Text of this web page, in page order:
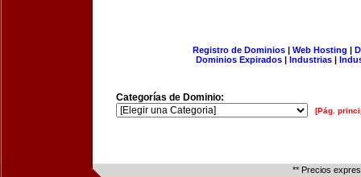
Registro de Dominios| Web Hosting |
Dominios Expirados | Industrias |
Categorías de Dominio:
[Pág.
** Precios